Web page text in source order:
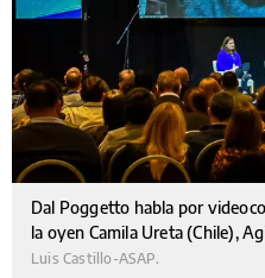
Dal Poggetto habla por
la oyen Camila Ureta (Chile),
Luis Castillo-ASAP.